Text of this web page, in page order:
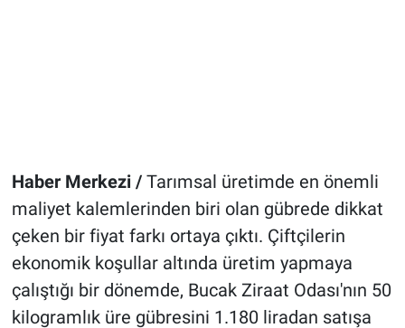
Haber Merkezi /Tarımsal üretimde en önemli
maliyet kalemlerinden biri olan gübrede dikkat
çeken bir fiyat farkı ortaya çıktı. Çiftçilerin
ekonomik koşullar altında üretim yapmaya
çalıştığı bir dönemde, Bucak Ziraat Odası'nın 50
kilogramlık üre gübresini 1.180 liradan satışa